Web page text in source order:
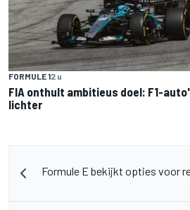
FORMULE 12 u
FIA onthult ambitieus doel: F1-
lichter
Formule E bekijkt opties voor